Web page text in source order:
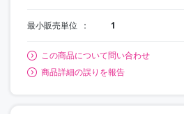
最小販売単位 1
この商品について問い合わせ
商品詳細の誤りを報告